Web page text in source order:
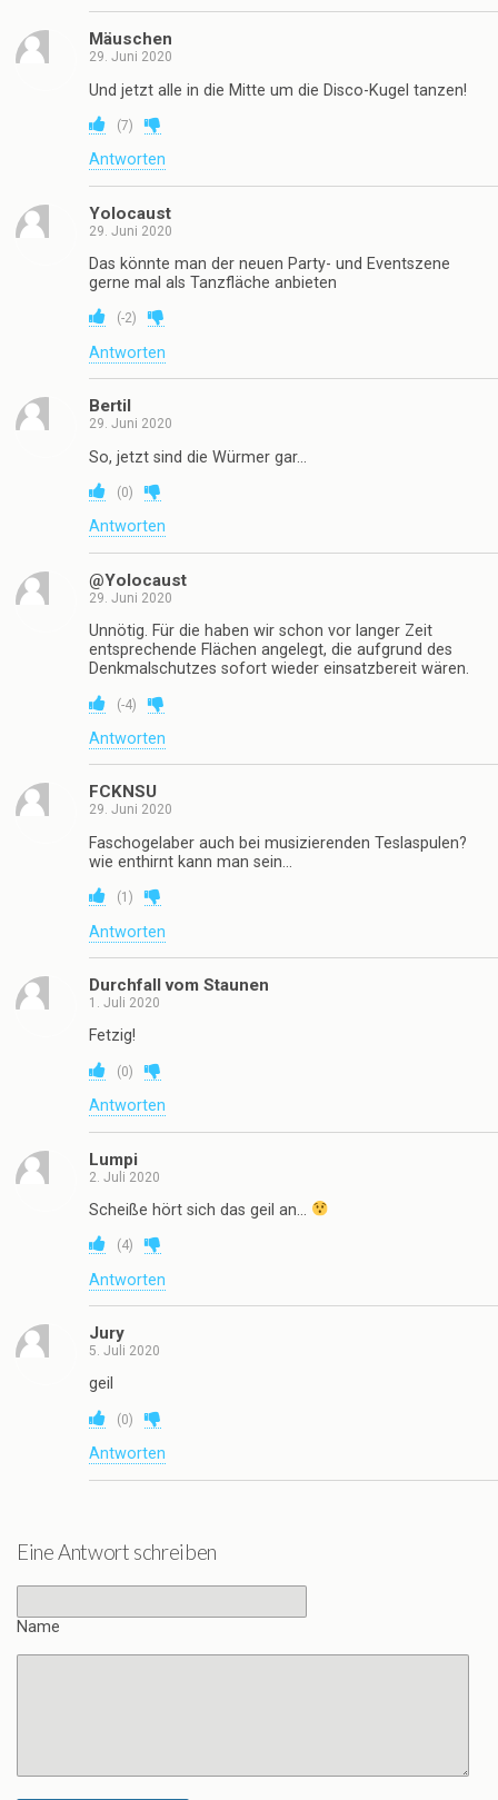
Mäuschen
29. Juni 2020
Und jetzt alle in die Mitte um die Disco-Kugel tanzen!
(7)
Antworten
Yolocaust
29. Juni 2020
Das könnte man der neuen Party- und Eventszene
gerne mal als Tanzfläche anbieten
(-2)
Antworten
Bertil
29. Juni 2020
So, jetzt sind die Würmer gar…
(0)
Antworten
@Yolocaust
29. Juni 2020
Unnötig. Für die haben wir schon vor langer Zeit
entsprechende Flächen angelegt, die aufgrund des
Denkmalschutzes sofort wieder einsatzbereit wären.
(-4)
Antworten
FCKNSU
29. Juni 2020
Faschogelaber auch bei musizierenden Teslaspulen?
wie enthirnt kann man sein…
(1 )
Antworten
Durchfall vom Staunen
1. Juli 2020
Fetzig!
(0)
Antworten
Lumpi
2. Juli 2020
Scheiße hört sich das geil an…
(4)
Antworten
Jury
5. Juli 2020
geil
(0)
Antworten
Eine Antwort schreiben
Name